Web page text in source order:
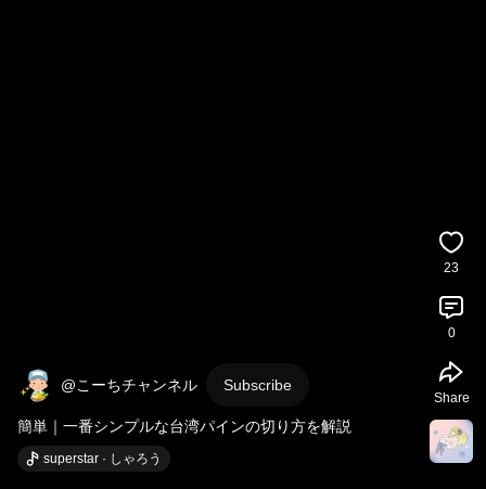
@こーちチャンネル Subscribe
簡単｜一番シンプルな台湾パインの切り方を解説
superstar · しゃろう
23
0
Share